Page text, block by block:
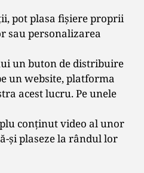
pot plasa fişiere proprii
sau personalizarea
un buton de distribuire
un website, platforma
acest lucru. Pe unele
conţinut video al unor
şi plaseze la rândul lor